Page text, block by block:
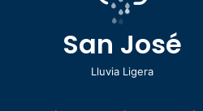
San José
Lluvia Ligera